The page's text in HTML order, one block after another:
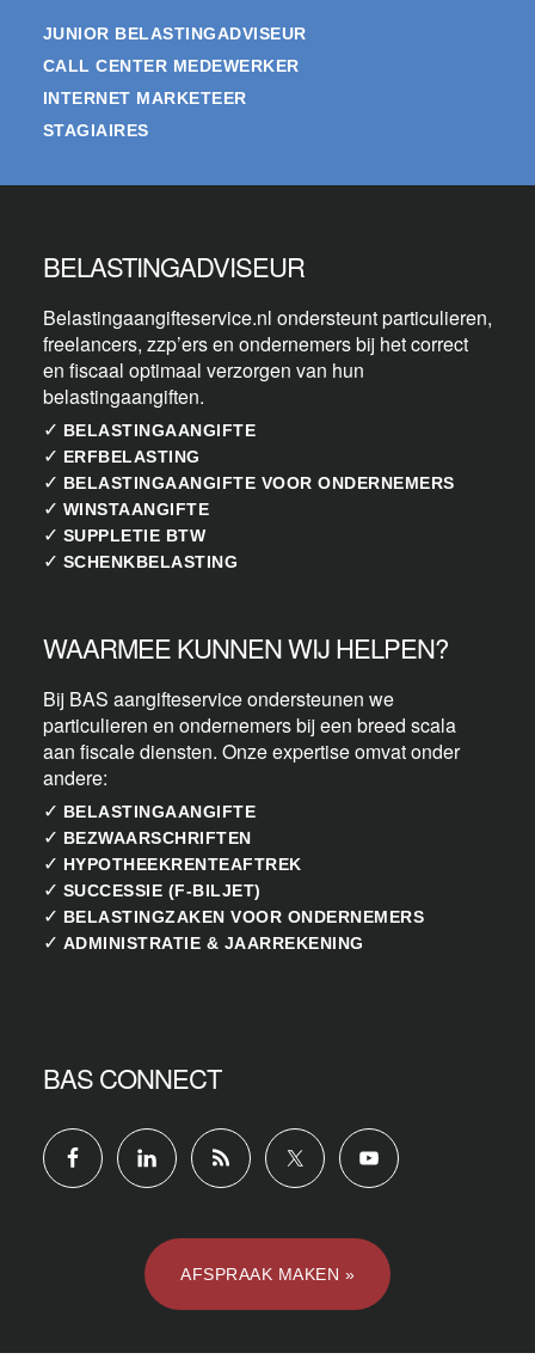
JUNIOR BELASTINGADVISEUR
CALL CENTER MEDEWERKER
INTERNET MARKETEER
STAGIAIRES
BELASTINGADVISEUR
Belastingaangifteservice.nl ondersteunt particulieren,
freelancers, zzp’ers en ondernemers bij het correct
en fiscaal optimaal verzorgen van hun
belastingaangiften.
✓ BELASTINGAANGIFTE
✓ ERFBELASTING
✓ BELASTINGAANGIFTE VOOR ONDERNEMERS
✓ WINSTAANGIFTE
✓ SUPPLETIE BTW
✓ SCHENKBELASTING
WAARMEE KUNNEN WIJ HELPEN?
Bij BAS aangifteservice ondersteunen we
particulieren en ondernemers bij een breed scala
aan fiscale diensten. Onze expertise omvat onder
andere:
✓ BELASTINGAANGIFTE
✓ BEZWAARSCHRIFTEN
✓ HYPOTHEEKRENTEAFTREK
✓ SUCCESSIE (F-BILJET)
✓ BELASTINGZAKEN VOOR ONDERNEMERS
✓ ADMINISTRATIE & JAARREKENING
BAS CONNECT
AFSPRAAK MAKEN »